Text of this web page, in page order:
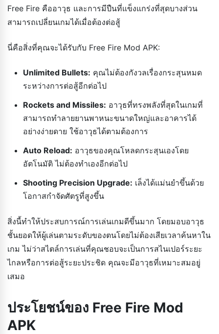
Free Fire คืออาวุธ และการมีปืนที่แข็งแกร่งที่สุดบางส่วน
สามารถเปลี่ยนเกมได้เมื่อต้องต่อสู้
นี่คือสิ่งที่คุณจะได้รับกับ Free Fire Mod APK:
Unlimited Bullets: คุณไม่ต้องกังวลเรื่องกระสุนหมด
ระหว่างการต่อสู้อีกต่อไป
Rockets and Missiles: อาวุธที่ทรงพลังที่สุดในเกมที่
สามารถทำลายยานพาหนะขนาดใหญ่และอาคารได้
อย่างง่ายดาย ใช้อาวุธได้ตามต้องการ
Auto Reload: อาวุธของคุณโหลดกระสุนเองโดย
อัตโนมัติ ไม่ต้องทำเองอีกต่อไป
Shooting Precision Upgrade: เล็งได้แม่นยำขึ้นด้วย
โอกาสกำจัดศัตรูที่สูงขึ้น
สิ่งนี้ทำให้ประสบการณ์การเล่นเกมดีขึ้นมาก โดยมอบอาวุธ
ชั้นยอดให้ผู้เล่นตามระดับของตนโดยไม่ต้องเสียเวลาค้นหาใน
เกม ไม่ว่าสไตล์การเล่นที่คุณชอบจะเป็นการสไนเปอร์ระยะ
ไกลหรือการต่อสู้ระยะประชิด คุณจะมีอาวุธที่เหมาะสมอยู่
เสมอ
ประโยชน์ของ Free Fire Mod
APK